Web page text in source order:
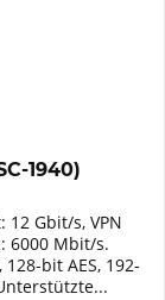
1940)
Gbit/s, VPN
6000 Mbit/s.
bit AES, 192-